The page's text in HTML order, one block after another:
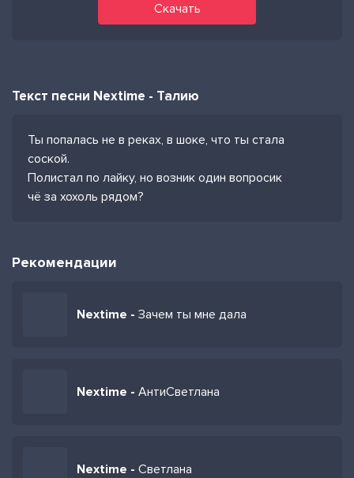
Скачать
Текст песни Nextime - Талию
Ты попалась не в реках, в шоке, что ты стала
соской.
Полистал по лайку, но возник один вопросик
чё за хохоль рядом?
Рекомендации
Nextime - Зачем ты мне дала
Nextime - АнтиСветлана
Nextime - Светлана